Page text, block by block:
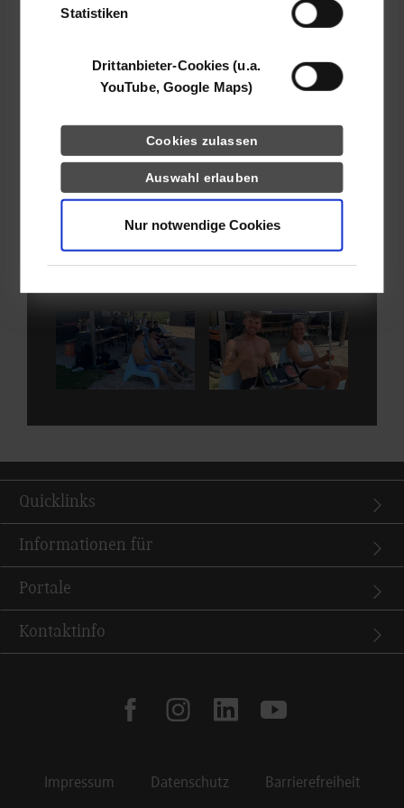
Statistiken
Drittanbieter-Cookies (u.a.
YouTube, Google Maps)
Cookies zulassen
Auswahl erlauben
Nur notwendige Cookies
untereinander nicht zu kurz. Auch im kommenden Jahr plant
Show larger version Show larger version
Show larger version Show larger version
Quicklinks
Informationen für
Portale
Kontaktinfo
facebookinstagramlinkedinyoutube
Impressum Datenschutz Barrierefreiheit